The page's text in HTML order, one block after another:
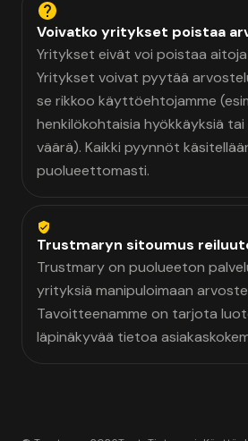
Voivatko yritykset poistaa
Yritykset eivät voi poistaa
Yritykset voivat pyytää
se rikkoo käyttöehtojamme
henkilökohtaisia hyökkäyksiä
väärä). Kaikki pyynnöt
puolueettomasti.
Trustmaryn sitoumus
Trustmary on puolueeton
yrityksiä manipuloimaan
Tavoitteenamme on tarjota
läpinäkyvää tietoa